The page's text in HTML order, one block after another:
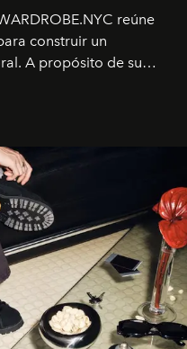
reúne
construir un
A propósito de su
la firma neoyorquina y
global de la marca